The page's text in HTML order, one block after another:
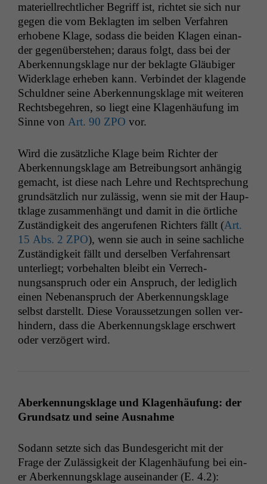
materiell­rechtlich­er Begriff ist, richtet sie sich nur
gegen die vom Beklagten im sel­ben Ver­fahren
erhobene Klage, sodass die bei­den Kla­gen einan­
der gegenüber­ste­hen; daraus fol­gt, dass bei der
Aberken­nungsklage nur der beklagte Gläu­biger
Widerk­lage erheben kann. Verbindet der kla­gende
Schuld­ner seine Aberken­nungsklage mit weit­eren
Rechts­begehren, so liegt eine Kla­gen­häu­fung im
Sinne von Art. 90 ZPO vor.
Wird die zusät­zliche Klage beim Richter der
Aberken­nungsklage am Betrei­bung­sort anhängig
gemacht, ist diese nach Lehre und Recht­sprechung
grund­sät­zlich nur zuläs­sig, wenn sie mit der Haup­
tk­lage zusam­men­hängt und damit in die örtliche
Zuständigkeit des angerufe­nen Richters fällt (Art.
15 Abs. 2 ZPO), wenn sie auch in seine sach­liche
Zuständigkeit fällt und der­sel­ben Ver­fahren­sart
unter­liegt; vor­be­hal­ten bleibt ein Ver­rech­
nungsanspruch oder ein Anspruch, der lediglich
einen Nebe­nanspruch der Aberken­nungsklage
selb­st darstellt. Diese Voraus­set­zun­gen sollen ver­
hin­dern, dass die Aberken­nungsklage erschw­ert
oder verzögert wird.
Aberken­nungsklage und Kla­gen­häu­fung: der
Grund­satz und seine Ausnahme
Sodann set­zte sich das Bun­des­gericht mit der
Frage der Zuläs­sigkeit der Kla­gen­häu­fung bei ein­
er Aberken­nungsklage auseinan­der (E. 4.2):